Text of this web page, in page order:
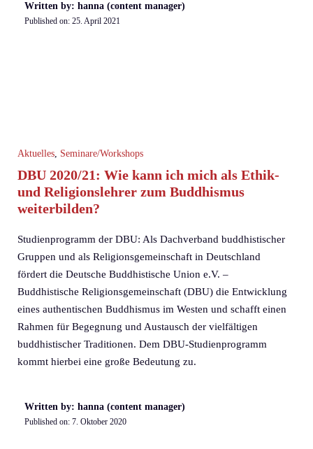
Written by: hanna (content manager)
Published on: 25. April 2021
Aktuelles, Seminare/Workshops
DBU 2020/21: Wie kann ich mich als Ethik-
und Religionslehrer zum Buddhismus
weiterbilden?
Studienprogramm der DBU: Als Dachverband buddhistischer
Gruppen und als Religionsgemeinschaft in Deutschland
fördert die Deutsche Buddhistische Union e.V. –
Buddhistische Religionsgemeinschaft (DBU) die Entwicklung
eines authentischen Buddhismus im Westen und schafft einen
Rahmen für Begegnung und Austausch der vielfältigen
buddhistischer Traditionen. Dem DBU-Studienprogramm
kommt hierbei eine große Bedeutung zu.
Written by: hanna (content manager)
Published on: 7. Oktober 2020